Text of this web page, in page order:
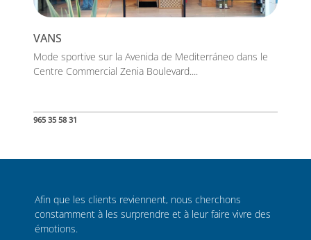
VANS
Mode sportive sur la Avenida de Mediterráneo dans le
Centre Commercial Zenia Boulevard....
965 35 58 31
Afin que les clients reviennent, nous cherchons
constamment à les surprendre et à leur faire vivre des
émotions.